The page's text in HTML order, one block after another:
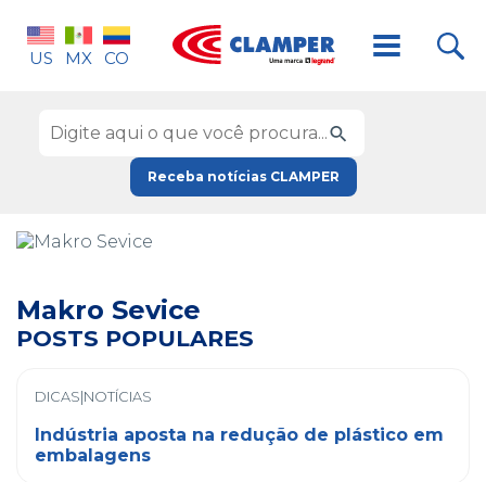
US MX CO
Receba notícias CLAMPER
Makro Sevice
POSTS POPULARES
DICAS|NOTÍCIAS
Indústria aposta na redução de plástico em
embalagens